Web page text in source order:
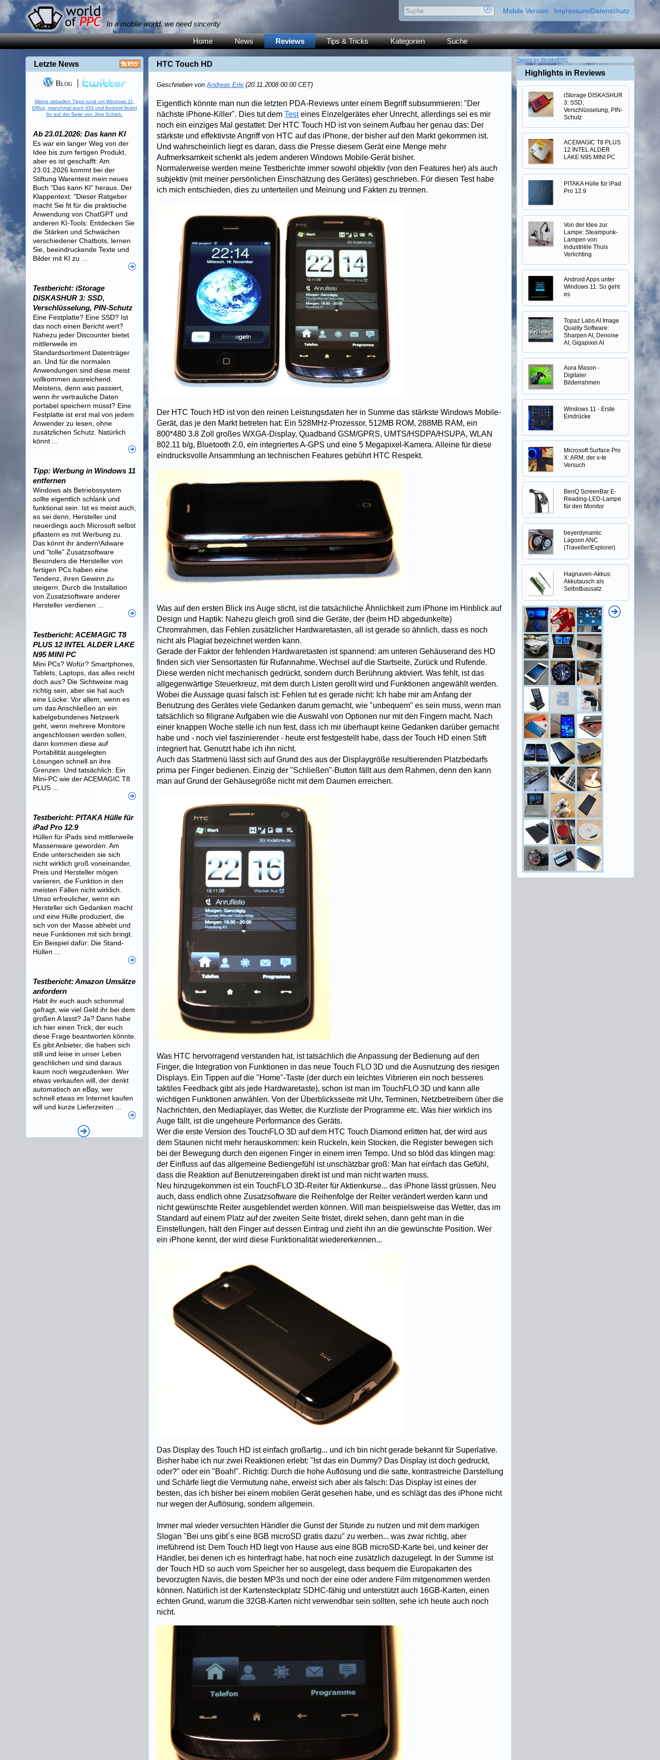
In a mobile world, we need sincerity
Mobile Version Impressum/Datenschutz
Home News Reviews Tips & Tricks Kategorien Suche
HTC Touch HD
Geschrieben vonAndreas Erle (20.11.2008 00:00 CET)
Eigentlich könnte man nun die letzten PDA-Reviews unter einem Begriff subsummieren: "Der
nächste iPhone-Killer". Dies tut dem Testeines Einzelgerätes eher Unrecht, allerdings sei es mir
noch ein einziges Mal gestattet: Der HTC Touch HD ist von seinem Aufbau her genau das: Der
stärkste und effektivste Angriff von HTC auf das iPhone, der bisher auf den Markt gekommen ist.
Und wahrscheinlich liegt es daran, dass die Presse diesem Gerät eine Menge mehr
Aufmerksamkeit schenkt als jedem anderen Windows Mobile-Gerät bisher.
Normalerweise werden meine Testberichte immer sowohl objektiv (von den Features her) als auch
subjektiv (mit meiner persönlichen Einschätzung des Gerätes) geschrieben. Für diesen Test habe
ich mich entschieden, dies zu unterteilen und Meinung und Fakten zu trennen.
Der HTC Touch HD ist von den reinen Leistungsdaten her in Summe das stärkste Windows Mobile-
Gerät, das je den Markt betreten hat: Ein 528MHz-Prozessor, 512MB ROM, 288MB RAM, ein
800*480 3.8 Zoll großes WXGA-Display, Quadband GSM/GPRS, UMTS/HSDPA/HSUPA, WLAN
802.11 b/g, Bluetooth 2.0, ein integriertes A-GPS und eine 5 Megapixel-Kamera. Alleine für diese
eindrucksvolle Ansammlung an technischen Features gebührt HTC Respekt.
Was auf den ersten Blick ins Auge sticht, ist die tatsächliche Ähnlichkeit zum iPhone im Hinblick auf
Design und Haptik: Nahezu gleich groß sind die Geräte, der (beim HD abgedunkelte)
Chromrahmen, das Fehlen zusätzlicher Hardwaretasten, all ist gerade so ähnlich, dass es noch
nicht als Plagiat bezeichnet werden kann.
Gerade der Faktor der fehlenden Hardwaretasten ist spannend: am unteren Gehäuserand des HD
finden sich vier Sensortasten für Rufannahme, Wechsel auf die Startseite, Zurück und Rufende.
Diese werden nicht mechanisch gedrückt, sondern durch Berührung aktiviert. Was fehlt, ist das
allgegenwärtige Steuerkreuz, mit dem durch Listen gerollt wird und Funktionen angewählt werden.
Wobei die Aussage quasi falsch ist: Fehlen tut es gerade nicht: Ich habe mir am Anfang der
Benutzung des Gerätes viele Gedanken darum gemacht, wie "unbequem" es sein muss, wenn man
tatsächlich so filigrane Aufgaben wie die Auswahl von Optionen nur mit den Fingern macht. Nach
einer knappen Woche stelle ich nun fest, dass ich mir überhaupt keine Gedanken darüber gemacht
habe und - noch viel faszinierender - heute erst festgestellt habe, dass der Touch HD einen Stift
integriert hat. Genutzt habe ich ihn nicht.
Auch das Startmenü lässt sich auf Grund des aus der Displaygröße resultierenden Platzbedarfs
prima per Finger bedienen. Einzig der "Schließen"-Button fällt aus dem Rahmen, denn den kann
man auf Grund der Gehäusegröße nicht mit dem Daumen erreichen.
Was HTC hervorragend verstanden hat, ist tatsächlich die Anpassung der Bedienung auf den
Finger, die Integration von Funktionen in das neue Touch FLO 3D und die Ausnutzung des riesigen
Displays. Ein Tippen auf die "Home"-Taste (der durch ein leichtes Vibrieren ein noch besseres
taktiles Feedback gibt als jede Hardwaretaste), schon ist man im TouchFLO 3D und kann alle
wichtigen Funktionen anwählen. Von der Überblicksseite mit Uhr, Terminen, Netzbetreibern über die
Nachrichten, den Mediaplayer, das Wetter, die Kurzliste der Programme etc. Was hier wirklich ins
Auge fällt, ist die ungeheure Performance des Geräts.
Wer die erste Version des TouchFLO 3D auf dem HTC Touch Diamond erlitten hat, der wird aus
dem Staunen nicht mehr herauskommen: kein Ruckeln, kein Stocken, die Register bewegen sich
bei der Bewegung durch den eigenen Finger in einem irren Tempo. Und so blöd das klingen mag:
der Einfluss auf das allgemeine Bediengefühl ist unschätzbar groß: Man hat einfach das Gefühl,
dass die Reaktion auf Benutzereingaben direkt ist und man nicht warten muss.
Neu hinzugekommen ist ein TouchFLO 3D-Reiter für Aktienkurse... das iPhone lässt grüssen. Neu
auch, dass endlich ohne Zusatzsoftware die Reihenfolge der Reiter verändert werden kann und
nicht gewünschte Reiter ausgeblendet werden können. Will man beispielsweise das Wetter, das im
Standard auf einem Platz auf der zweiten Seite fristet, direkt sehen, dann geht man in die
Einstellungen, hält den Finger auf dessen Eintrag und zieht ihn an die gewünschte Position. Wer
ein iPhone kennt, der wird diese Funktionalität wiedererkennen...
Das Display des Touch HD ist einfach großartig... und ich bin nicht gerade bekannt für Superlative.
Bisher habe ich nur zwei Reaktionen erlebt: "Ist das ein Dummy? Das Display ist doch gedruckt,
oder?" oder ein "Boah!". Richtig: Durch die hohe Auflösung und die satte, kontrastreiche Darstellung
und Schärfe liegt die Vermutung nahe, erweist sich aber als falsch: Das Display ist eines der
besten, das ich bisher bei einem mobilen Gerät gesehen habe, und es schlägt das des iPhone nicht
nur wegen der Auflösung, sondern allgemein.
Immer mal wieder versuchten Händler die Gunst der Stunde zu nutzen und mit dem markigen
Slogan "Bei uns gibt´s eine 8GB microSD gratis dazu" zu werben... was zwar richtig, aber
irreführend ist: Dem Touch HD liegt von Hause aus eine 8GB microSD-Karte bei, und keiner der
Händler, bei denen ich es hinterfragt habe, hat noch eine zusätzlich dazugelegt. In der Summe ist
der Touch HD so auch vom Speicher her so ausgelegt, dass bequem die Europakarten des
bevorzugten Navis, die besten MP3s und noch der eine oder andere Film mitgenommen werden
können. Natürlich ist der Kartensteckplatz SDHC-fähig und unterstützt auch 16GB-Karten, einen
echten Grund, warum die 32GB-Karten nicht verwendbar sein sollten, sehe ich heute auch noch
nicht.
Letzte News
Blog
Meine aktuellen Tipps rund um Windows 11,
Office, manchmal auch iOS und Android findet
Ihr auf der Seite von Jörg Schieb.
Ab 23.01.2026: Das kann KI
Es war ein langer Weg von der
Idee bis zum fertigen Produkt,
aber es ist geschafft: Am
23.01.2026 kommt bei der
Stiftung Warentest mein neues
Buch "Das kann KI" heraus. Der
Klappentext: "Dieser Ratgeber
macht Sie fit für die praktische
Anwendung von ChatGPT und
anderen KI-Tools: Entdecken Sie
die Stärken und Schwächen
verschiedener Chatbots, lernen
Sie, beeindruckende Texte und
Bilder mit KI zu ...
Testbericht: iStorage
DISKASHUR 3: SSD,
Verschlüsselung, PIN-Schutz
Eine Festplatte? Eine SSD? Ist
das noch einen Bericht wert?
Nahezu jeder Discounter bietet
mittlerweile im
Standardsortiment Datenträger
an. Und für die normalen
Anwendungen sind diese meist
vollkommen ausreichend.
Meistens, denn was passiert,
wenn ihr vertrauliche Daten
portabel speichern müsst? Eine
Festplatte ist erst mal von jedem
Anwender zu lesen, ohne
zusätzlichen Schutz. Natürlich
könnt ...
Tipp: Werbung in Windows 11
entfernen
Windows als Betriebssystem
sollte eigentlich schlank und
funktional sein. Ist es meist auch,
es sei denn, Hersteller und
neuerdings auch Microsoft selbst
pflastern es mit Werbung zu.
Das könnt ihr ändern!Adware
und "tolle" Zusatzsoftware
Besonders die Hersteller von
fertigen PCs haben eine
Tendenz, ihren Gewinn zu
steigern: Durch die Installation
von Zusatzsoftware anderer
Hersteller verdienen ...
Testbericht: ACEMAGIC T8
PLUS 12 INTEL ALDER LAKE
N95 MINI PC
Mini PCs? Wofür? Smartphones,
Tablets, Laptops, das alles reicht
doch aus? Die Sichtweise mag
richtig sein, aber sie hat auch
eine Lücke: Vor allem, wenn es
um das Anschließen an ein
kabelgebundenes Netzwerk
geht, wenn mehrere Monitore
angeschlossen werden sollen,
dann kommen diese auf
Portabilität ausgelegten
Lösungen schnell an ihre
Grenzen. Und tatsächlich: Ein
Mini-PC wie der ACEMAGIC T8
PLUS ...
Testbericht: PITAKA Hülle für
iPad Pro 12.9
Hüllen für iPads sind mittlerweile
Massenware geworden. Am
Ende unterscheiden sie sich
nicht wirklich groß voneinander,
Preis und Hersteller mögen
variieren, die Funktion in den
meisten Fällen nicht wirklich.
Umso erfreulicher, wenn ein
Hersteller sich Gedanken macht
und eine Hülle produziert, die
sich von der Masse abhebt und
neue Funktionen mit sich bringt.
Ein Beispiel dafür: Die Stand-
Hüllen ...
Testbericht: Amazon Umsätze
anfordern
Habt ihr euch auch schonmal
gefragt, wie viel Geld ihr bei dem
großen A lasst? Ja? Dann habe
ich hier einen Trick, der euch
diese Frage beantworten könnte.
Es gibt Anbieter, die haben sich
still und leise in unser Leben
geschlichen und sind daraus
kaum noch wegzudenken. Wer
etwas verkaufen will, der denkt
automatisch an eBay, wer
schnell etwas im Internet kaufen
will und kurze Lieferzeiten ...
Tweets by WorldofPPC
Highlights in Reviews
iStorage DISKASHUR
3: SSD,
Verschlüsselung, PIN-
Schutz
ACEMAGIC T8 PLUS
12 INTEL ALDER
LAKE N95 MINI PC
PITAKA Hülle für iPad
Pro 12.9
Von der Idee zur
Lampe: Steampunk-
Lampen von
Industriële Thuis
Verlichting
Android Apps unter
Windows 11: So geht
es
Topaz Labs AI Image
Quality Software:
Sharpen AI, Denoise
AI, Gigapixel AI
Aura Mason -
Digitaler
Bilderrahmen
Windows 11 - Erste
Eindrücke
Microsoft Surface Pro
X: ARM, der x-te
Versuch
BenQ ScreenBar E-
Reading-LED-Lampe
für den Monitor
beyerdynamic
Lagoon ANC
(Traveller/Explorer)
Hagnaven-Akkus:
Akkutausch als
Selbstbausatz